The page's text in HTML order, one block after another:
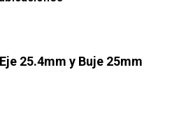
25.4mm y Buje 25mm